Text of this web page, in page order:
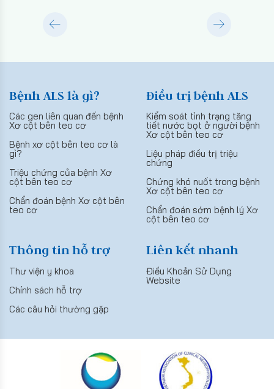
Bệnh ALS là gì?
Các gen liên quan đến bệnh
Xơ cột bên teo cơ
Bệnh xơ cột bên teo cơ là
gì?
Triệu chứng của bệnh Xơ
cột bên teo cơ
Chẩn đoán bệnh Xơ cột bên
teo cơ
Điều trị bệnh ALS
Kiểm soát tình trạng tăng
tiết nước bọt ở người bệnh
Xơ cột bên teo cơ
Liệu pháp điều trị triệu
chứng
Chứng khó nuốt trong bệnh
Xơ cột bên teo cơ
Chẩn đoán sớm bệnh lý Xơ
cột bên teo cơ
Thông tin hỗ trợ
Thư viện y khoa
Chính sách hỗ trợ
Các câu hỏi thường gặp
Liên kết nhanh
Điều Khoản Sử Dụng
Website